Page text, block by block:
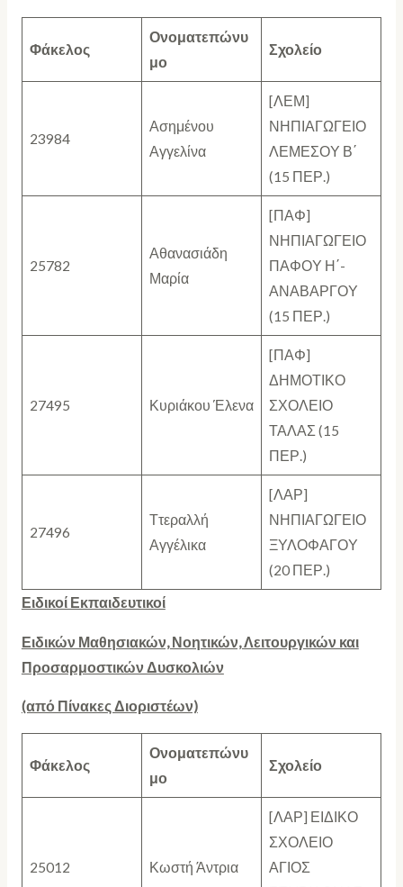
Φάκελος
Ονοματεπώνυ
μο
Σχολείο
23984
Ασημένου
Αγγελίνα
[ΛΕΜ]
ΝΗΠΙΑΓΩΓΕΙΟ
ΛΕΜΕΣΟΥ Β΄
(15 ΠΕΡ.)
25782
Αθανασιάδη
Μαρία
[ΠΑΦ]
ΝΗΠΙΑΓΩΓΕΙΟ
ΠΑΦΟΥ Η΄-
ΑΝΑΒΑΡΓΟΥ
(15 ΠΕΡ.)
27495 Κυριάκου Έλενα
[ΠΑΦ]
ΔΗΜΟΤΙΚΟ
ΣΧΟΛΕΙΟ
ΤΑΛΑΣ (15
ΠΕΡ.)
27496
Ττεραλλή
Αγγέλικα
[ΛΑΡ]
ΝΗΠΙΑΓΩΓΕΙΟ
ΞΥΛΟΦΑΓΟΥ
(20 ΠΕΡ.)
Ειδικοί Εκπαιδευτικοί
Ειδικών Μαθησιακών, Νοητικών, Λειτουργικών και
Προσαρμοστικών Δυσκολιών
(από Πίνακες Διοριστέων)
Φάκελος
Ονοματεπώνυ
μο
Σχολείο
25012 Κωστή Άντρια
[ΛΑΡ] ΕΙΔΙΚΟ
ΣΧΟΛΕΙΟ
ΑΓΙΟΣ